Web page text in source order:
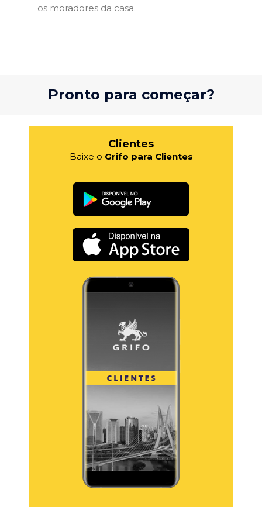
os moradores da casa.
Pronto para começar?
Clientes
Baixe o Grifo para Clientes